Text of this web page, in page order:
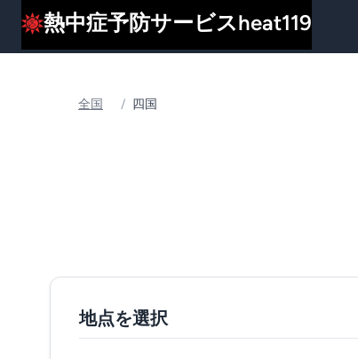
熱中症予防サービスheat119
全国 / 四国
地点を選択